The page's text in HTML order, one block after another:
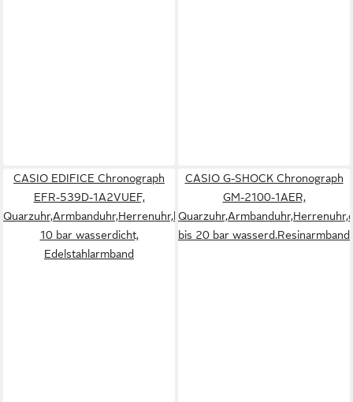
CASIO EDIFICE Chronograph
EFR-539D-1A2VUEF,
Quarzuhr,Armbanduhr,Herrenuhr,bis
10 bar wasserdicht,
Edelstahlarmband
CASIO G-SHOCK Chronograph
GM-2100-1AER,
bis 20 bar wasserd.Resinarmband